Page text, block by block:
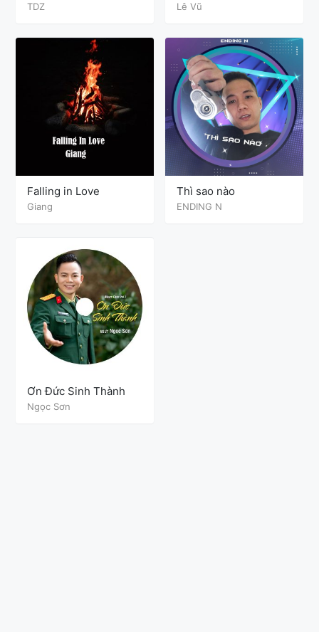
TDZ Lê Vũ
Falling in Love
Giang
Thì sao nào
ENDING N
Ơn Đức Sinh Thành
Ngọc Sơn